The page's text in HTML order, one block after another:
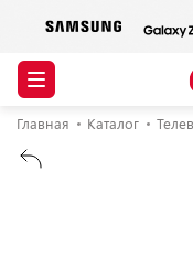
Главная Каталог